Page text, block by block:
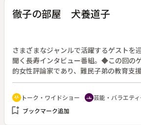
徹子の部屋 犬養道子
さまざまなジャンルで活躍するゲストを
聞く長寿インタビュー番組。◆この回の
的女性評論家であり、難民子弟の教育支
氏。欧米の大学で哲学・聖書学を学び、
在。難民が流入し、木々を薪にしたため
た地域への植林「みどりの一本」運動の
金」の創設など、アジア・アフリカ・ヨ
adaptive_audio_mic トーク・ワイドショー groups 芸能・バラエティ
bookmark_add ブックマーク追加